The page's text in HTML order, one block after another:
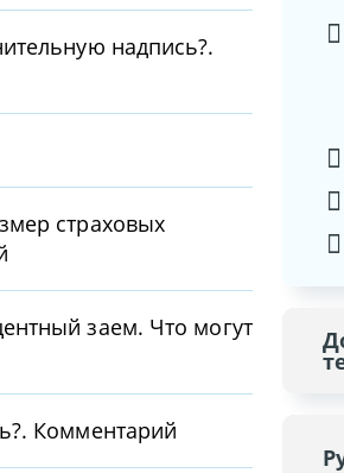
надпись?.
страховых
заем. Что могут
Комментарий